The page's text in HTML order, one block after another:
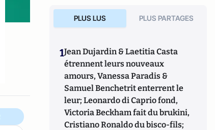
PLUS LUS PLUS PARTAGES
1Jean Dujardin & Laetitia Casta
étrennent leurs nouveaux
amours, Vanessa Paradis &
Samuel Benchetrit enterrent le
leur; Leonardo di Caprio fond,
Victoria Beckham fait du brukini,
Cristiano Ronaldo du bisco-fils;